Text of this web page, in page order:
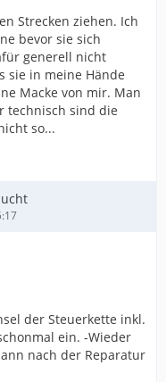
Strecken ziehen. Ich
bevor sie sich
generell nicht
sie in meine Hände
Macke von mir. Man
technisch sind die
so...
der Steuerkette inkl.
ein. -Wieder
nach der Reparatur